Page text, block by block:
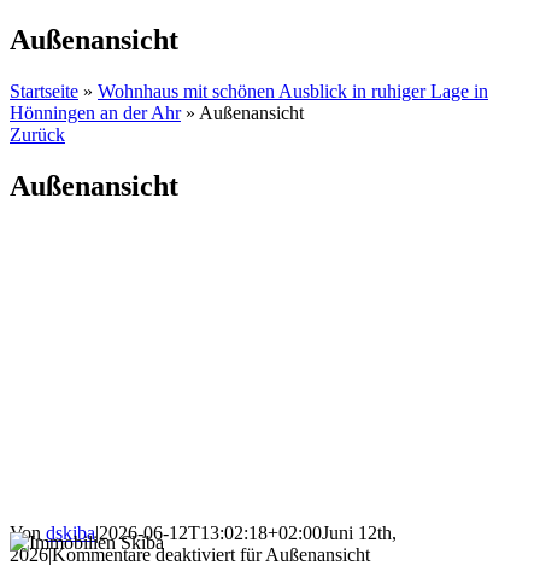
Außenansicht
Startseite » Wohnhaus mit schönen Ausblick in ruhiger Lage in
Hönningen an der Ahr» Außenansicht
Zurück
Außenansicht
Von dskiba|2026-06-12T13:02:18+02:00Juni 12th,
2026|Kommentare deaktiviert für Außenansicht